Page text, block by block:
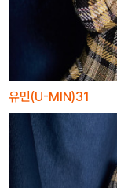
유민(U-MIN)31